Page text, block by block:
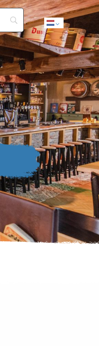
Dutch